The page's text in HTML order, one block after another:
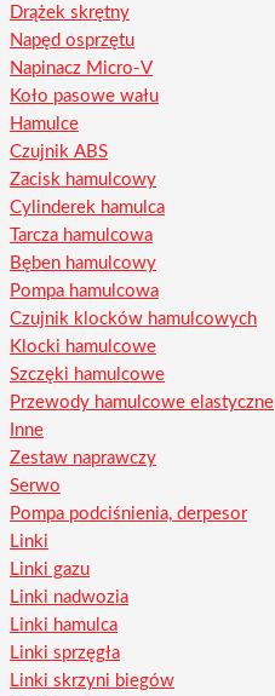
Drążek skrętny
Napęd osprzętu
Napinacz Micro-V
Koło pasowe wału
Hamulce
Czujnik ABS
Zacisk hamulcowy
Cylinderek hamulca
Tarcza hamulcowa
Bęben hamulcowy
Pompa hamulcowa
Czujnik klocków hamulcowych
Klocki hamulcowe
Szczęki hamulcowe
Przewody hamulcowe elastyczne
Inne
Zestaw naprawczy
Serwo
Pompa podciśnienia, derpesor
Linki
Linki gazu
Linki nadwozia
Linki hamulca
Linki sprzęgła
Linki skrzyni biegów